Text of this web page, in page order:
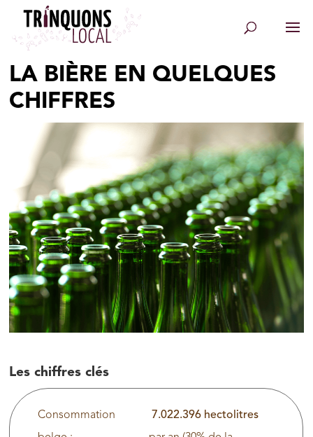
LA BIÈRE EN QUELQUES
CHIFFRES
Les chiffres clés
Consommation
7.022.396 hectolitres